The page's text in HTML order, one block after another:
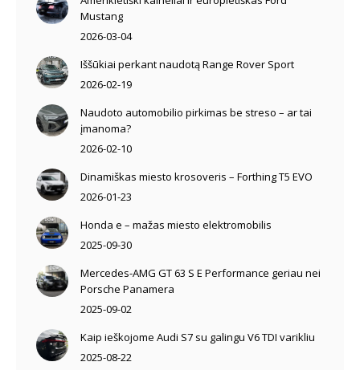
Mustang
2026-03-04
Iššūkiai perkant naudotą Range Rover Sport
2026-02-19
Naudoto automobilio pirkimas be streso – ar tai
įmanoma?
2026-02-10
Dinamiškas miesto krosoveris – Forthing T5 EVO
2026-01-23
Honda e – mažas miesto elektromobilis
2025-09-30
Mercedes-AMG GT 63 S E Performance geriau nei
Porsche Panamera
2025-09-02
Kaip ieškojome Audi S7 su galingu V6 TDI varikliu
2025-08-22